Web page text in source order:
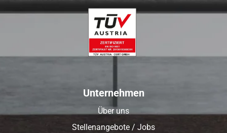
Unternehmen
Über uns
Stellenangebote / Jobs